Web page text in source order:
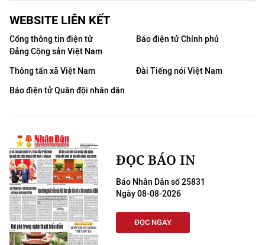
WEBSITE LIÊN KẾT
Cổng thông tin điện tử
Đảng Cộng sản Việt Nam
Báo điện tử Chính phủ
Thông tấn xã Việt Nam
Đài Tiếng nói Việt Nam
Báo điện tử Quân đội nhân dân
ĐỌC BÁO IN
Báo Nhân Dân số 25831
Ngày 08-08-2026
ĐỌC NGAY